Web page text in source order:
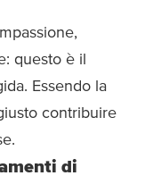
questo è il
Essendo la
contribuire
di